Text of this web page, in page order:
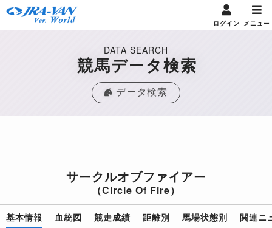
ログイン メニュー
DATA SEARCH
競馬データ検索
データ検索
サークルオブファイアー
（Circle Of Fire）
基本情報 血統図 競走成績 距離別 馬場状態別 関連ニ